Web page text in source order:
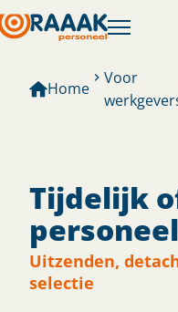
Home
Voor
Tijdelijk
Uitzenden,
selectie